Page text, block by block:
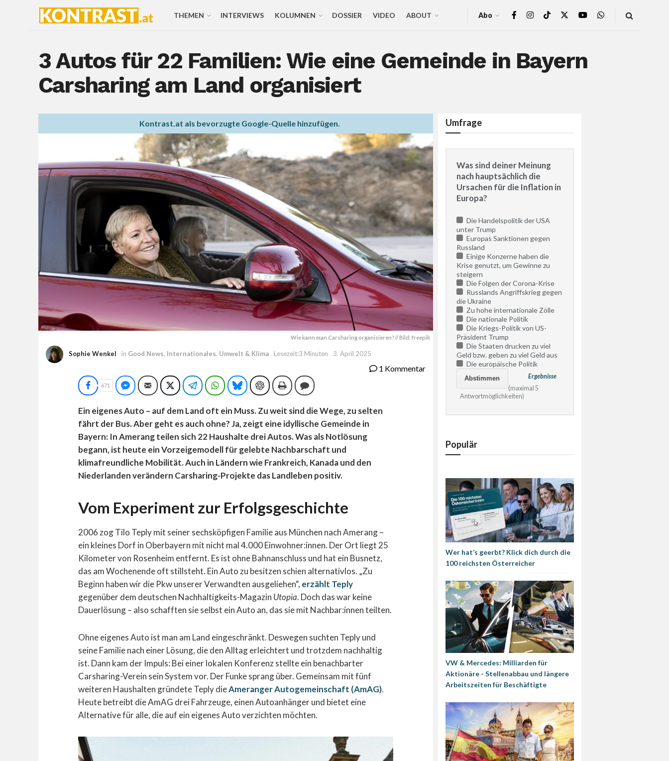
THEMEN INTERVIEWS KOLUMNEN DOSSIER VIDEO ABOUT Abo
3 Autos für 22 Familien: Wie eine Gemeinde in Bayern
Carsharing am Land organisiert
Kontrast.at als bevorzugte Google-Quelle hinzufügen.
Wie kann man Carsharing organisieren?// Bild: freepik
Sophie Wenkel in Good News, Internationales, Umwelt & Klima Lesezeit:3 Minuten 3. April 2025
1 Kommentar
Facebook
671 Facebook Messenger
E-Mail TwitterTelegramWhatsAppBlueskyChatGPTDruckenKommentieren
Ein eigenes Auto – auf dem Land oft ein Muss. Zu weit sind die Wege, zu selten
fährt der Bus. Aber geht es auch ohne? Ja, zeigt eine idyllische Gemeinde in
Bayern: In Amerang teilen sich 22 Haushalte drei Autos. Was als Notlösung
begann, ist heute ein Vorzeigemodell für gelebte Nachbarschaft und
klimafreundliche Mobilität. Auch in Ländern wie Frankreich, Kanada und den
Niederlanden verändern Carsharing-Projekte das Landleben positiv.
Vom Experiment zur Erfolgsgeschichte
2006 zog Tilo Teply mit seiner sechsköpfigen Familie aus München nach Amerang –
ein kleines Dorf in Oberbayern mit nicht mal 4.000 Einwohner:innen. Der Ort liegt 25
Kilometer von Rosenheim entfernt. Es ist ohne Bahnanschluss und hat ein Busnetz,
das am Wochenende oft stillsteht. Ein Auto zu besitzen schien alternativlos. „Zu
Beginn haben wir die Pkw unserer Verwandten ausgeliehen“, erzählt Teply
gegenüber dem deutschen Nachhaltigkeits-Magazin Utopia. Doch das war keine
Dauerlösung – also schafften sie selbst ein Auto an, das sie mit Nachbar:innen teilten.
Ohne eigenes Auto ist man am Land eingeschränkt. Deswegen suchten Teply und
seine Familie nach einer Lösung, die den Alltag erleichtert und trotzdem nachhaltig
ist. Dann kam der Impuls: Bei einer lokalen Konferenz stellte ein benachbarter
Carsharing-Verein sein System vor. Der Funke sprang über. Gemeinsam mit fünf
weiteren Haushalten gründete Teply dieAmeranger Autogemeinschaft (AmAG).
Heute betreibt die AmAG drei Fahrzeuge, einen Autoanhänger und bietet eine
Alternative für alle, die auf ein eigenes Auto verzichten möchten.
Umfrage
Was sind deiner Meinung
nach hauptsächlich die
Ursachen für die Inflation in
Europa?
Die Handelspolitik der USA
unter Trump
Europas Sanktionen gegen
Russland
Einige Konzerne haben die
Krise genutzt, um Gewinne zu
steigern
Die Folgen der Corona-Krise
Russlands Angriffskrieg gegen
die Ukraine
Zu hohe internationale Zölle
Die nationale Politik
Die Kriegs-Politik von US-
Präsident Trump
Die Staaten drucken zu viel
Geld bzw. geben zu viel Geld aus
Die europäische Politik
Ergebnisse
(maximal 5
Antwortmöglichkeiten)
Populär
Wer hat’s geerbt? Klick dich durch die
100 reichsten Österreicher
VW & Mercedes: Milliarden für
Aktionäre - Stellenabbau und längere
Arbeitszeiten für Beschäftigte